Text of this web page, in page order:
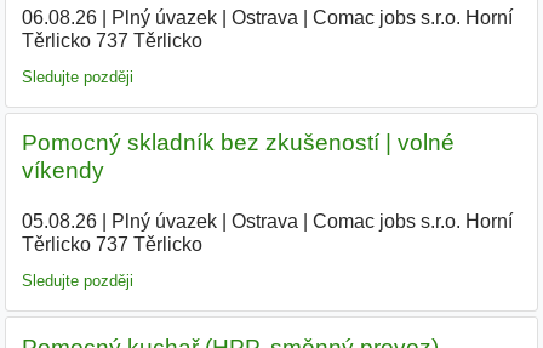
06.08.26| Plný úvazek| Ostrava
Comac jobs s.r.o. Horní
Těrlicko 737 Těrlicko|
Sledujte později
Pomocný skladník bez zkušeností | volné
víkendy
05.08.26| Plný úvazek| Ostrava
Comac jobs s.r.o. Horní
Těrlicko 737 Těrlicko|
Sledujte později